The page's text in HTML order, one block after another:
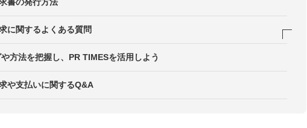
に関するよくある質問
が作成したプレスリリースと部署Bが作成したプレスリリースで請求先を変
方法を把握し、PR TIMESを活用しよう
や支払いに関するQ&A